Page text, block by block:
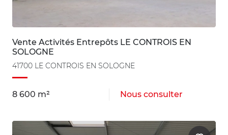
Vente Activités Entrepôts LE CONTROIS EN
SOLOGNE
41700 LE CONTROIS EN SOLOGNE
8 600 m² Nous consulter